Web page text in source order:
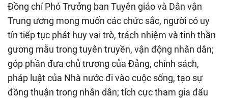
Đồng chí Phó Trưởng ban Tuyên giáo và Dân vận
Trung ương mong muốn các chức sắc, người có uy
tín tiếp tục phát huy vai trò, trách nhiệm và tinh thần
gương mẫu trong tuyên truyền, vận động nhân dân;
góp phần đưa chủ trương của Đảng, chính sách,
pháp luật của Nhà nước đi vào cuộc sống, tạo sự
đồng thuận trong nhân dân; tích cực tham gia đấu